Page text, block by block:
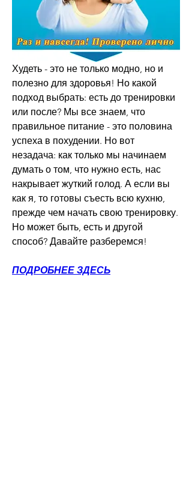
Худеть - это не только модно, но и
полезно для здоровья! Но какой
подход выбрать: есть до тренировки
или после? Мы все знаем, что
правильное питание - это половина
успеха в похудении. Но вот
незадача: как только мы начинаем
думать о том, что нужно есть, нас
накрывает жуткий голод. А если вы
как я, то готовы съесть всю кухню,
прежде чем начать свою тренировку.
Но может быть, есть и другой
способ? Давайте разберемся!
ПОДРОБНЕЕ ЗДЕСЬ